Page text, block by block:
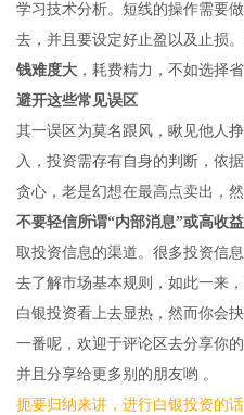
学习技术分析。短线的操作需要
去，并且要设定好止盈以及止损
钱难度大 ，耗费精力，不如选择
避开这些常见误区
其一误区为莫名跟风，瞅见他人
入，投资需存有自身的判断，依
贪心，老是幻想在最高点卖出，
不要轻信所谓“内部消息”或高收
取投资信息的渠道。很多投资信
去了解市场基本规则，如此一来
白银投资看上去显热，然而你会
一番呢，欢迎于评论区去分享你
并且分享给更多别的朋友哟 。
扼要归纳来讲，进行白银投资的